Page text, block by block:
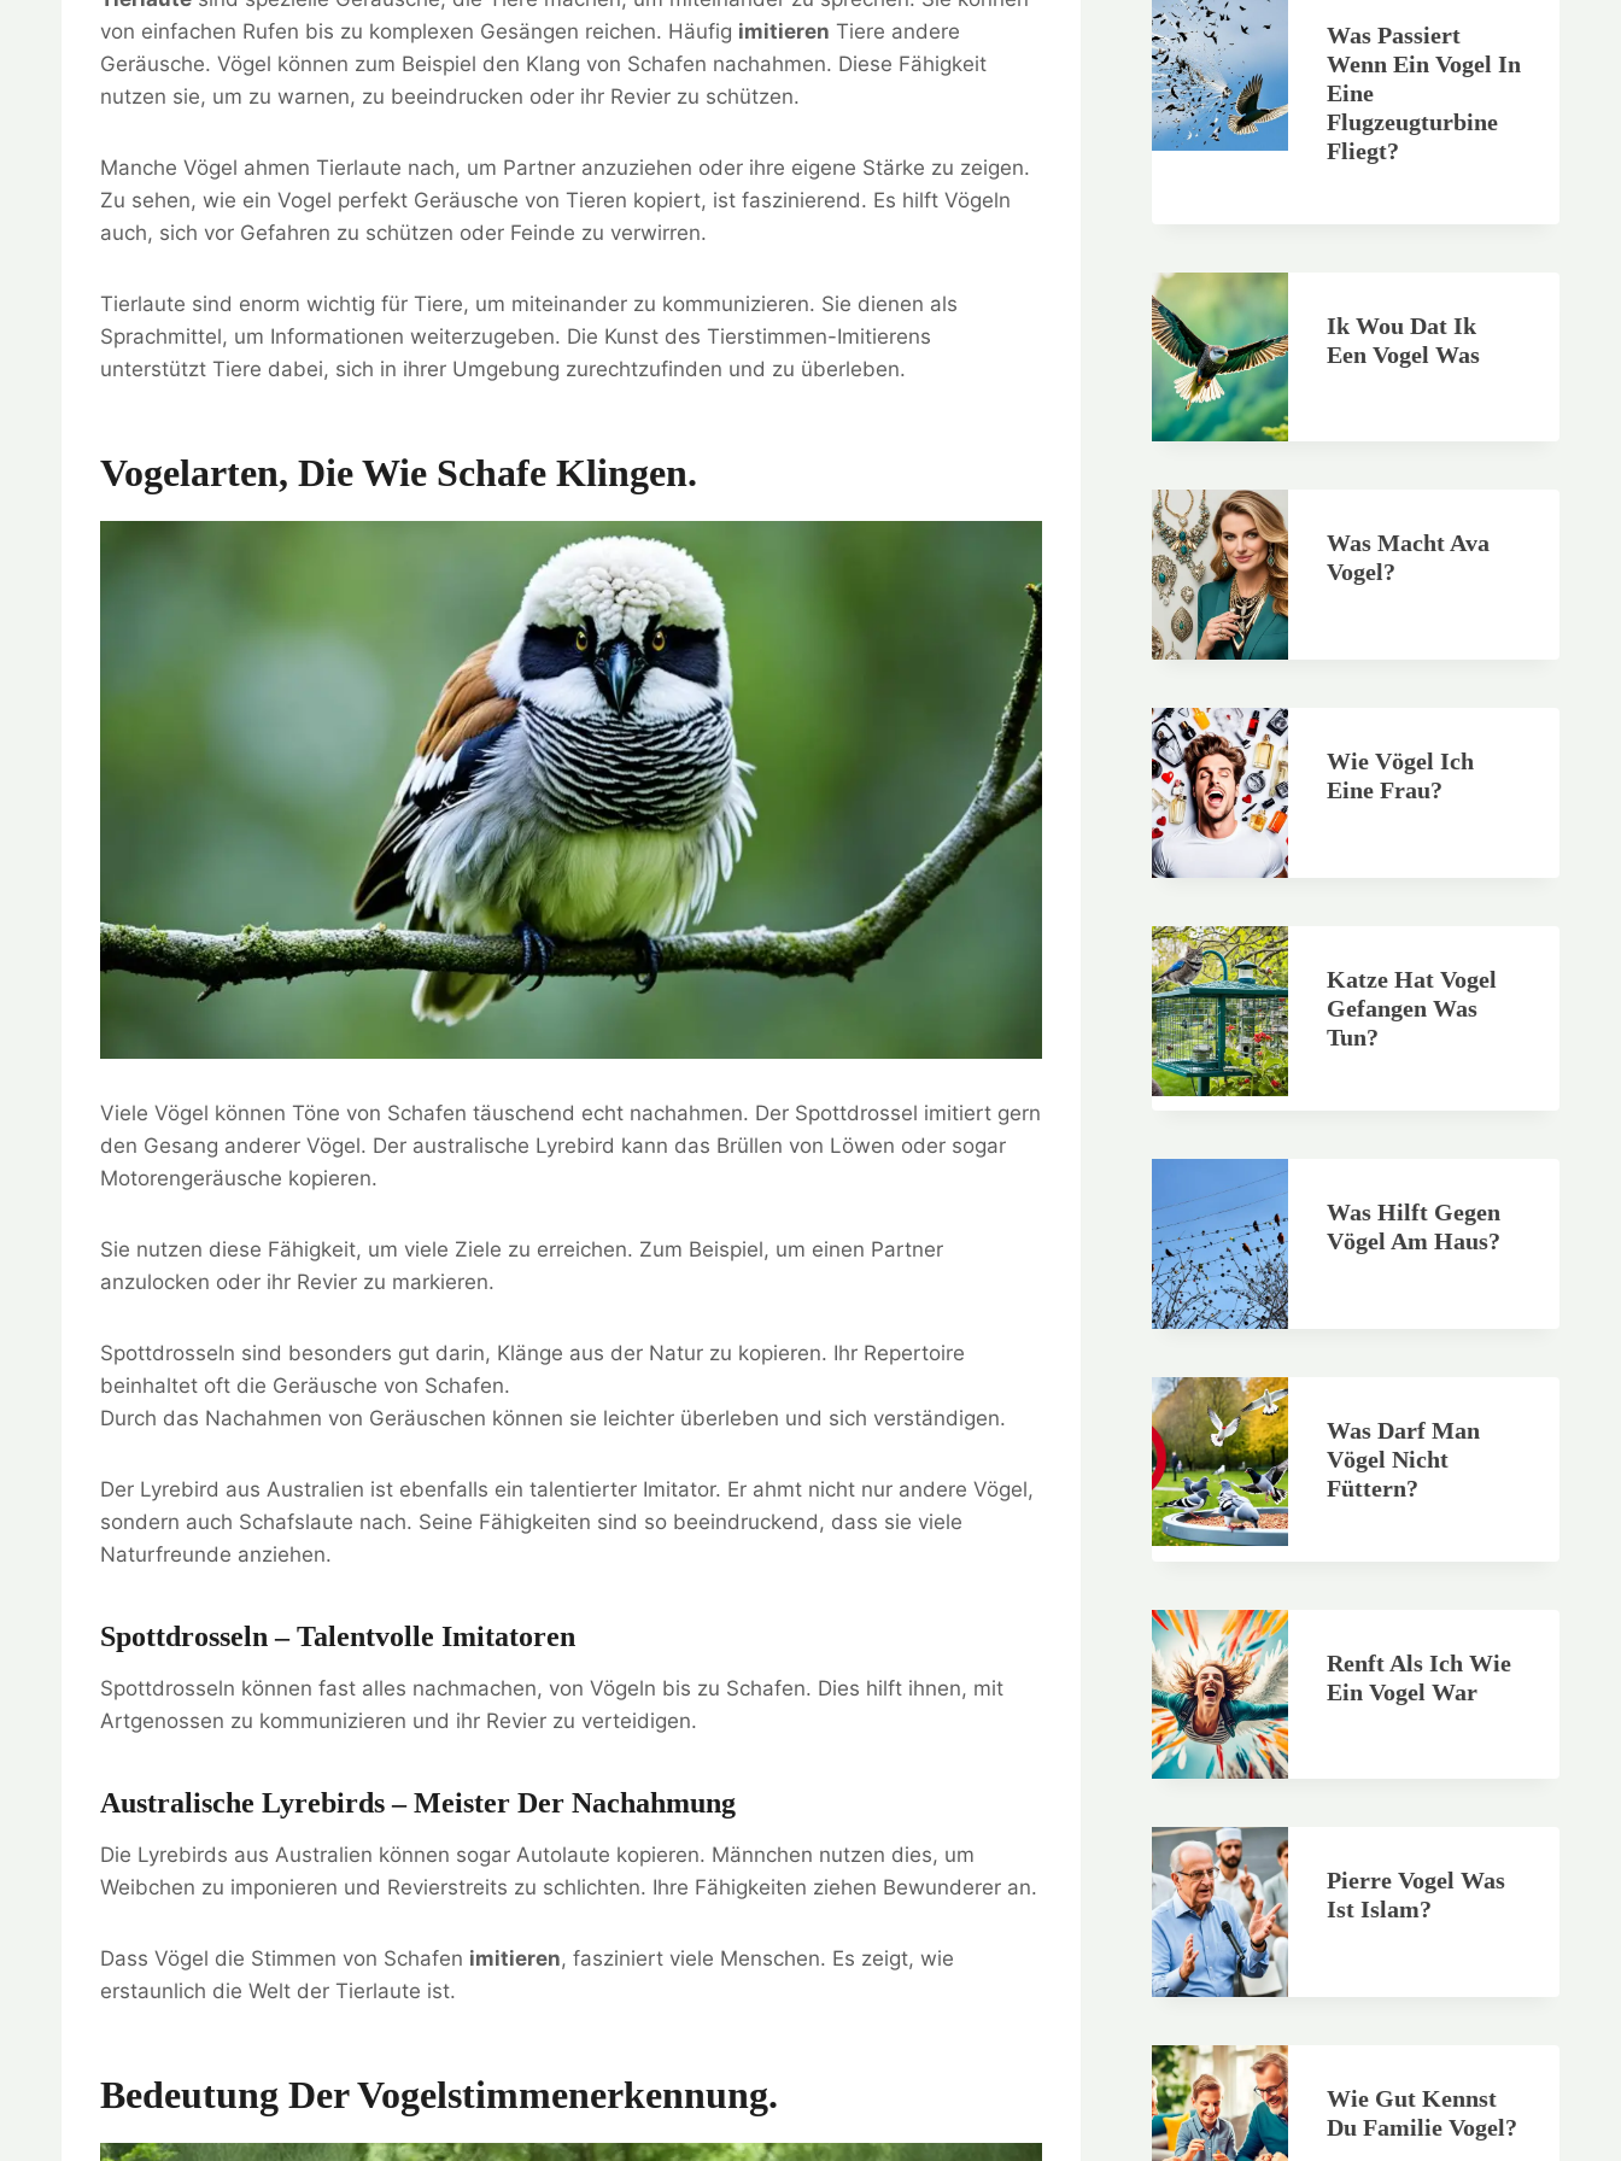
von einfachen Rufen bis zu komplexen Gesängen reichen. Häufig imitieren Tiere andere
Geräusche. Vögel können zum Beispiel den Klang von Schafen nachahmen. Diese Fähigkeit
nutzen sie, um zu warnen, zu beeindrucken oder ihr Revier zu schützen.
Manche Vögel ahmen Tierlaute nach, um Partner anzuziehen oder ihre eigene Stärke zu zeigen.
Zu sehen, wie ein Vogel perfekt Geräusche von Tieren kopiert, ist faszinierend. Es hilft Vögeln
auch, sich vor Gefahren zu schützen oder Feinde zu verwirren.
Tierlaute sind enorm wichtig für Tiere, um miteinander zu kommunizieren. Sie dienen als
Sprachmittel, um Informationen weiterzugeben. Die Kunst des Tierstimmen-Imitierens
unterstützt Tiere dabei, sich in ihrer Umgebung zurechtzufinden und zu überleben.
Vogelarten, Die Wie Schafe Klingen.
Viele Vögel können Töne von Schafen täuschend echt nachahmen. Der Spottdrossel imitiert gern
den Gesang anderer Vögel. Der australische Lyrebird kann das Brüllen von Löwen oder sogar
Motorengeräusche kopieren.
Sie nutzen diese Fähigkeit, um viele Ziele zu erreichen. Zum Beispiel, um einen Partner
anzulocken oder ihr Revier zu markieren.
Spottdrosseln sind besonders gut darin, Klänge aus der Natur zu kopieren. Ihr Repertoire
beinhaltet oft die Geräusche von Schafen.
Durch das Nachahmen von Geräuschen können sie leichter überleben und sich verständigen.
Der Lyrebird aus Australien ist ebenfalls ein talentierter Imitator. Er ahmt nicht nur andere Vögel,
sondern auch Schafslaute nach. Seine Fähigkeiten sind so beeindruckend, dass sie viele
Naturfreunde anziehen.
Spottdrosseln – Talentvolle Imitatoren
Spottdrosseln können fast alles nachmachen, von Vögeln bis zu Schafen. Dies hilft ihnen, mit
Artgenossen zu kommunizieren und ihr Revier zu verteidigen.
Australische Lyrebirds – Meister Der Nachahmung
Die Lyrebirds aus Australien können sogar Autolaute kopieren. Männchen nutzen dies, um
Weibchen zu imponieren und Revierstreits zu schlichten. Ihre Fähigkeiten ziehen Bewunderer an.
Dass Vögel die Stimmen von Schafen imitieren, fasziniert viele Menschen. Es zeigt, wie
erstaunlich die Welt der Tierlaute ist.
Bedeutung Der Vogelstimmenerkennung.
Was Passiert
Wenn Ein Vogel In
Eine
Flugzeugturbine
Fliegt?
Ik Wou Dat Ik
Een Vogel Was
Was Macht Ava
Vogel?
Wie Vögel Ich
Eine Frau?
Katze Hat Vogel
Gefangen Was
Tun?
Was Hilft Gegen
Vögel Am Haus?
Was Darf Man
Vögel Nicht
Füttern?
Renft Als Ich Wie
Ein Vogel War
Pierre Vogel Was
Ist Islam?
Wie Gut Kennst
Du Familie Vogel?